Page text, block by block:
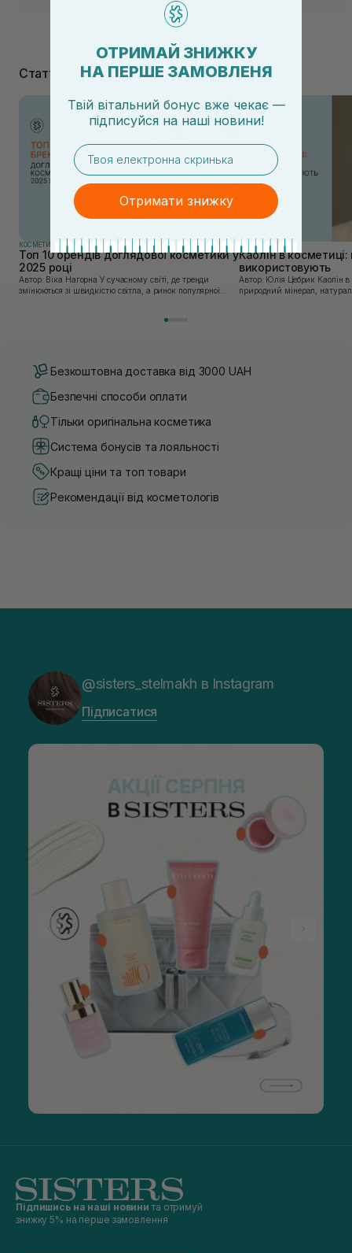
Статті
КОСМЕТИКА
Топ 10 брендів доглядової косметики у
2025 році
Автор: Віка Нагорна У сучасному світі, де тренди
змінюються зі швидкістю світла, а ринок популярної
КОСМЕТИКА
Каолін в
використовують
Автор: Юлія Цебрик Каолін в косметології – це
природний мінерал,
Безкоштовна доставка від 3000 UAH
Безпечні способи оплати
Тільки оригінальна косметика
Система бонусів та лояльності
Кращі ціни та топ товари
Рекомендації від косметологів
@sisters_stelmakh в Instagram
Підписатися
Підпишись на наші новини та отримуй
знижку 5% на перше замовлення
ОТРИМАЙ ЗНИЖКУ
НА ПЕРШЕ ЗАМОВЛЕНЯ
Твій вітальний бонус вже чекає —
підписуйся на наші новини!
email
Отримати знижку